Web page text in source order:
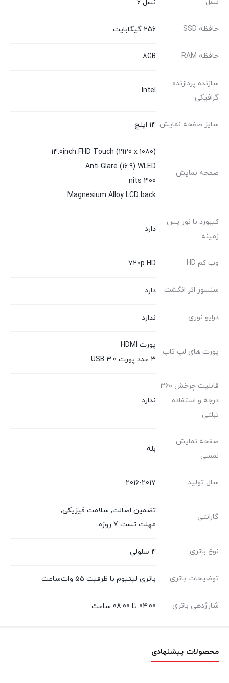
نسل 6
حافظه SSD 256 گیگابایت
حافظه RAM 8GB
سازنده پردازنده
گرافیکی
Intel
سایز صفحه نمایش 14 اینچ
صفحه نمایش
14.0inch FHD Touch (1920 x 1080)
Anti Glare (16:9) WLED
300 nits
Magnesium Alloy LCD back
کیبورد با نور پس
زمینه
دارد
وب کم HD 720p HD
سنسور اثر انگشت دارد
درایو نوری ندارد
پورت های لپ تاپ
پورت HDMI
3 عدد پورت USB 3.0
قابلیت چرخش ۳۶۰
درجه و استفاده
تبلتی
ندارد
صفحه نمایش
لمسی
بله
سال تولید 2016-2017
گارانتی
تضمین اصالت, سلامت فیزیکی,
مهلت تست 7 روزه
نوع باتری 4 سلولی
توضیحات باتری باتری لیتیوم با ظرفیت 55 وات‌ساعت
شارژدهی باتری 04:00 تا 08:00 ساعت
محصولات پیشنهادی